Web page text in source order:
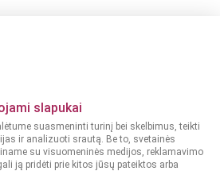
slapukai
suasmeninti turinį bei skelbimus, teikti
ir analizuoti srautą. Be to, svetainės
su visuomeninės medijos, reklamavimo
ją pridėti prie kitos jūsų pateiktos arba